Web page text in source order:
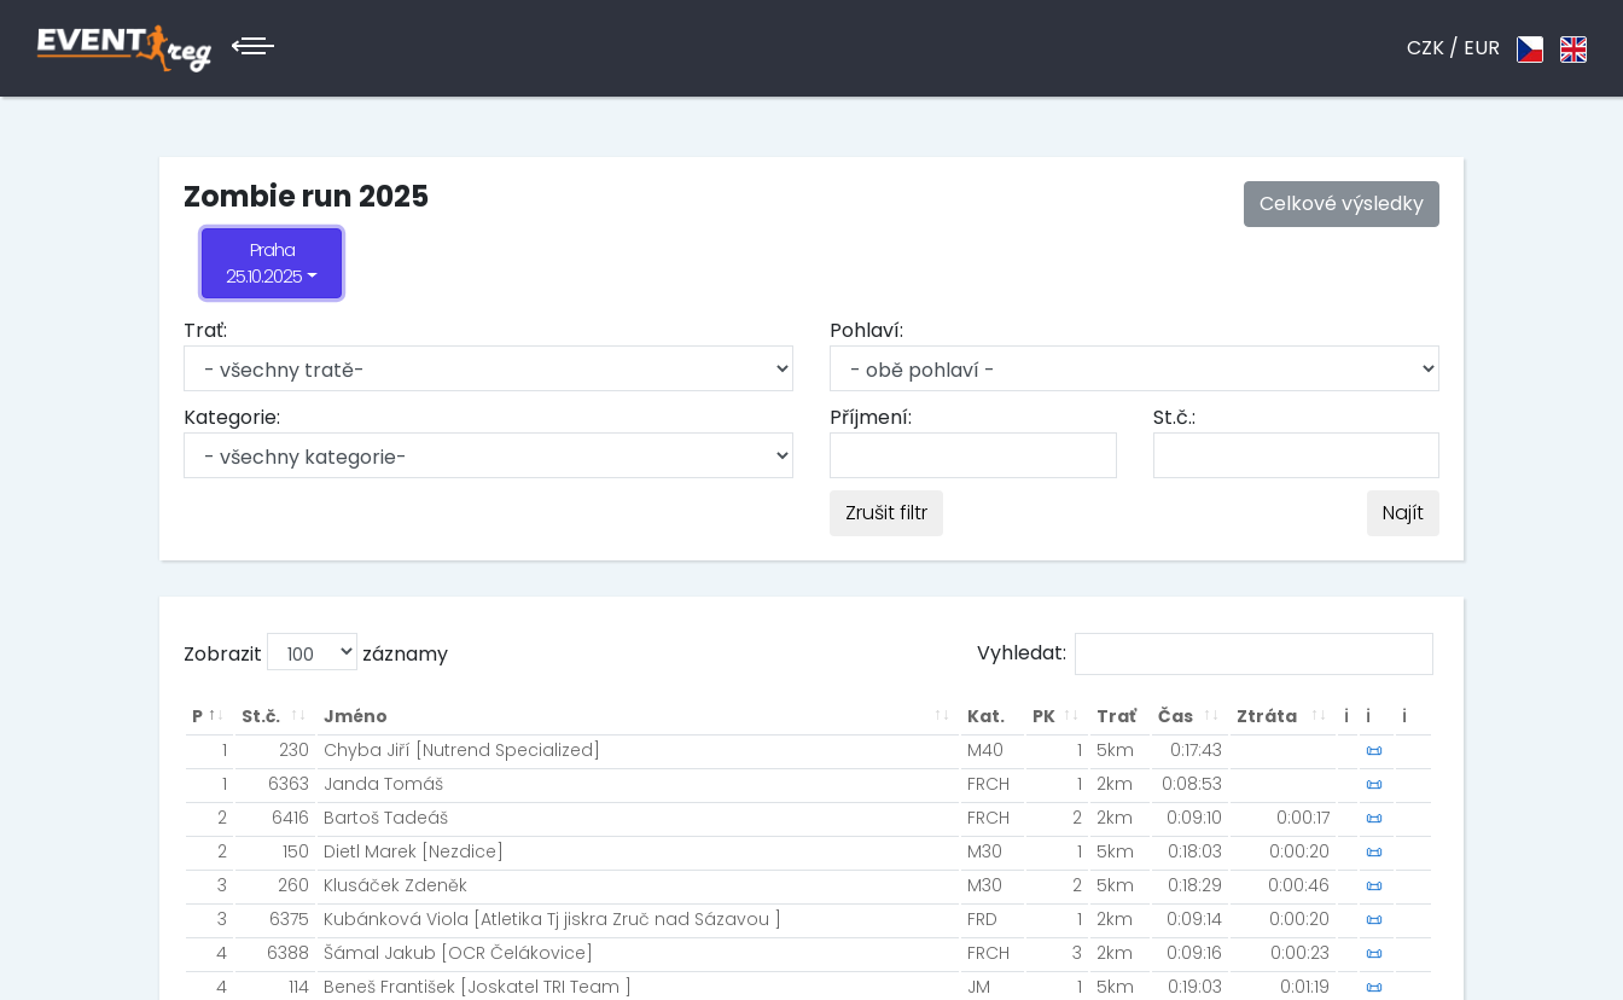
CZK / EUR
Celkové výsledky
Zombie run 2025
Praha
25.10.2025
Trať: Pohlaví:
Kategorie: Příjmení: St.č.:
Zrušit filtr Najít
Zobrazit záznamy Vyhledat:
P St.č. Jméno Kat. PK Trať Čas Ztráta ℹ ℹ
ℹ
1
230 Chyba Jiří [Nutrend Specialized] M40 1 5km 0:17:43
📜
1
6363 Janda Tomáš FRCH 1 2km 0:08:53
📜
2
6416 Bartoš Tadeáš FRCH 2 2km 0:09:10 0:00:17
📜
2
150 Dietl Marek [Nezdice] M30 1 5km 0:18:03 0:00:20
📜
3
260 Klusáček Zdeněk M30 2 5km 0:18:29 0:00:46
📜
3
6375 Kubánková Viola [Atletika Tj jiskra Zruč nad Sázavou ] FRD 1 2km 0:09:14 0:00:20
📜
4
6388 Šámal Jakub [OCR Čelákovice] FRCH 3 2km 0:09:16 0:00:23
📜
4
114 Beneš František [Joskatel TRI Team ] JM 1 5km 0:19:03 0:01:19
📜